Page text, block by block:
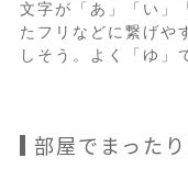
文字が「あ」「い」
たフリなどに繋げや
しそう。よく「ゆ」
部屋でまった